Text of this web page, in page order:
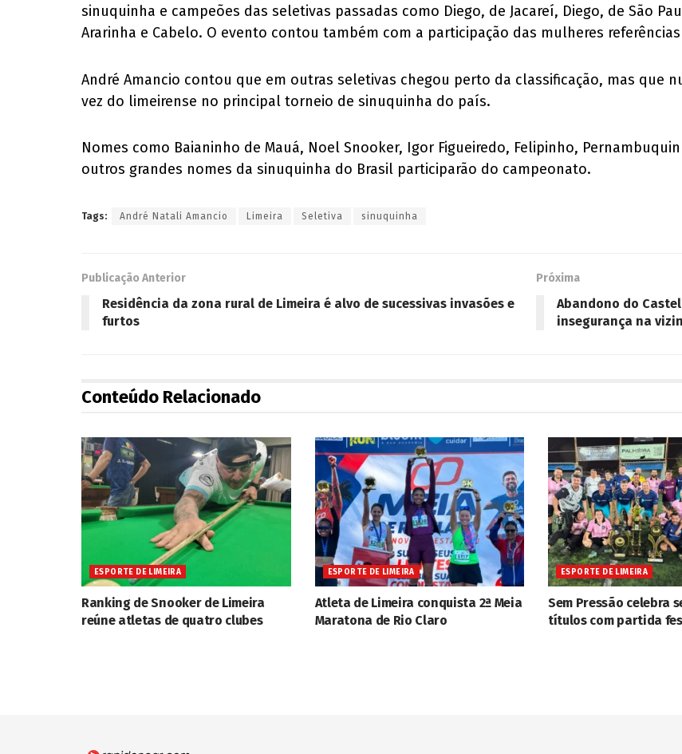
sinuquinha e campeões das seletivas passadas como Diego, de Jacareí, Diego, de São
Ararinha e Cabelo. O evento contou também com a participação das mulheres
André Amancio contou que em outras seletivas chegou perto da classificação, mas que
vez do limeirense no principal torneio de sinuquinha do país.
Nomes como Baianinho de Mauá, Noel Snooker, Igor Figueiredo, Felipinho,
outros grandes nomes da sinuquinha do Brasil participarão do campeonato.
Tags: André Natali Amancio Limeira Seletiva sinuquinha
Publicação Anterior
Residência da zona rural de Limeira é alvo de sucessivas invasões e
furtos
Próxima
Abandono do
insegurança na
Conteúdo Relacionado
ESPORTE DE LIMEIRA
Ranking de Snooker de Limeira
reúne atletas de quatro clubes
ESPORTE DE LIMEIRA
Atleta de Limeira conquista 2ª Meia
Maratona de Rio Claro
ESPORTE DE LIMEIRA
Sem Pressão celebra
títulos com partida